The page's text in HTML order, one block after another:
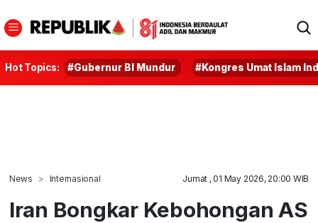
Hot Topics: #Gubernur BI Mundur #Kongres Umat Islam
News Internasional Jumat , 01 May 2026, 20:00 WIB
Iran Bongkar Kebohongan AS